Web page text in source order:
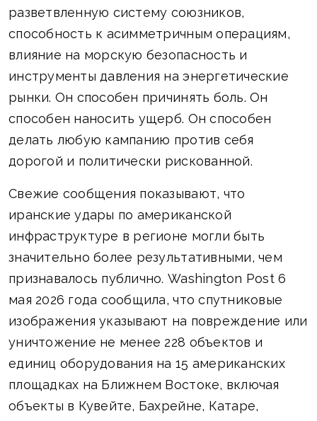
разветвленную систему союзников,
способность к асимметричным операциям,
влияние на морскую безопасность и
инструменты давления на энергетические
рынки. Он способен причинять боль. Он
способен наносить ущерб. Он способен
делать любую кампанию против себя
дорогой и политически рискованной.
Свежие сообщения показывают, что
иранские удары по американской
инфраструктуре в регионе могли быть
значительно более результативными, чем
признавалось публично. Washington Post 6
мая 2026 года сообщила, что спутниковые
изображения указывают на повреждение или
уничтожение не менее 228 объектов и
единиц оборудования на 15 американских
площадках на Ближнем Востоке, включая
объекты в Кувейте, Бахрейне, Катаре,